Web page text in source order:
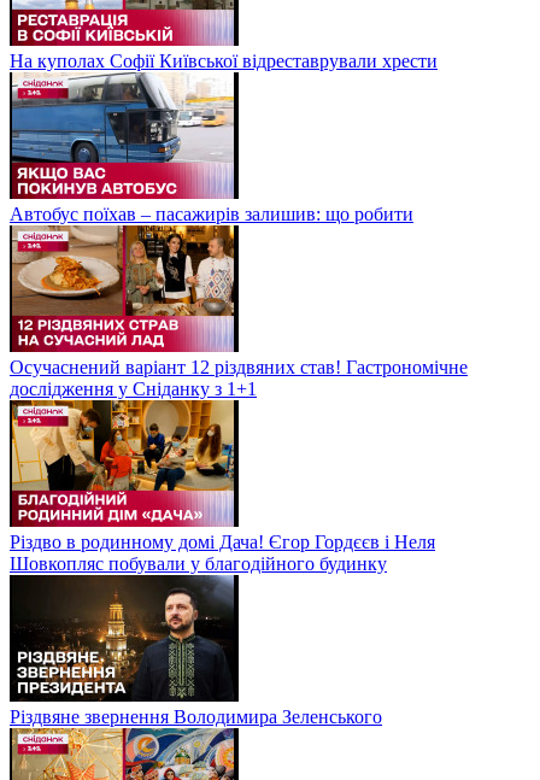
На куполах Софії Київської відреставрували хрести
Автобус поїхав – пасажирів залишив: що робити
Осучаснений варіант 12 різдвяних став! Гастрономічне
дослідження у Сніданку з 1+1
Різдво в родинному домі Дача! Єгор Гордєєв і Неля
Шовкопляс побували у благодійного будинку
Різдвяне звернення Володимира Зеленського